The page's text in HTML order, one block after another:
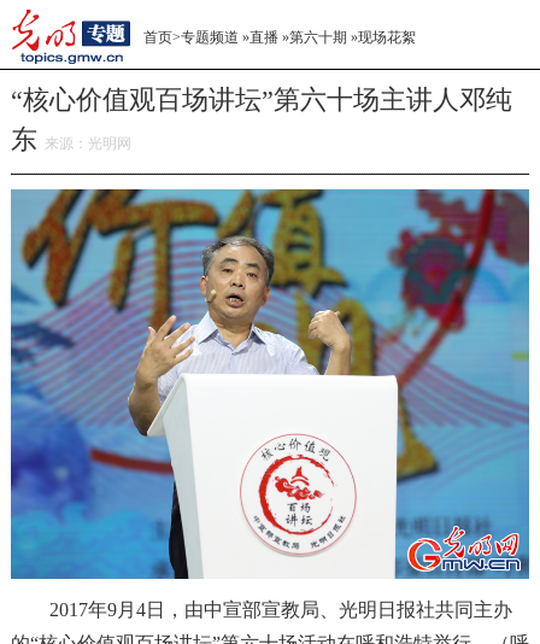
首页>专题频道 »直播»第六十期 »现场花絮
“核心价值观百场讲坛”第六十场主讲人邓纯
东 来源： 光明网
2017年9月4日，由中宣部宣教局、光明日报社共同主办